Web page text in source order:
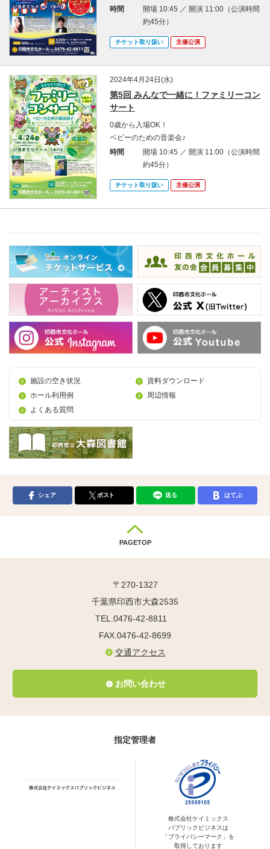
時間
開場 10:45 ／ 開演 11:00（公演時間
約45分）
チケット取り扱い 主催公演
2024年4月24日(水)
第5回 みんなで一緒に！ファミリーコン
サート
0歳から入場OK！
ベビーのための音楽会♪
時間
開場 10:45 ／ 開演 11:00（公演時間
約45分）
チケット取り扱い 主催公演
施設の空き状況
資料ダウンロード
ホール利用例
周辺情報
よくある質問
シェア ポスト 送る はてぶ
PAGETOP
〒270-1327
千葉県印西市大森2535
TEL.0476-42-8811
FAX.0476-42-8699
交通アクセス
お問い合わせ
指定管理者
株式会社ケイミックス
パブリックビジネスは
「プライバシーマーク」を
取得しております